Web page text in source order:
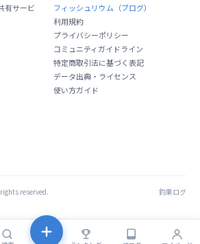
有サービ
フィッシュリウム（ブログ）
利用規約
プライバシーポリシー
コミュニティガイドライン
特定商取引法に基づく表記
データ出典・ライセンス
使い方ガイド
reserved. 釣果ログ